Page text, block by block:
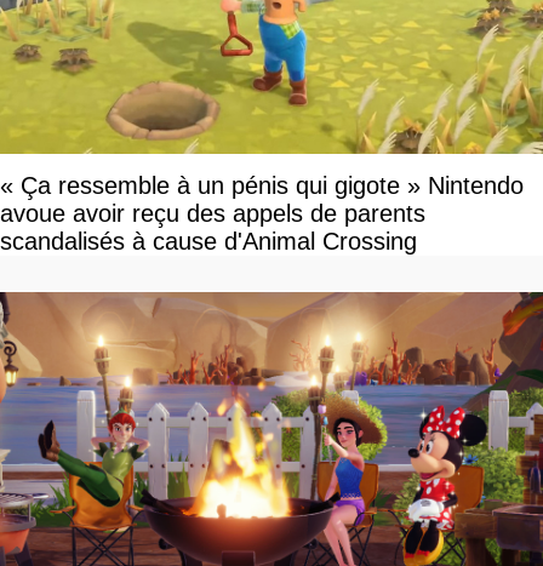
« Ça ressemble à un pénis qui gigote » Nintendo
avoue avoir reçu des appels de parents
scandalisés à cause d'Animal Crossing